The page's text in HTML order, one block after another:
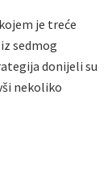
je treće
sedmog
donijeli su
nekoliko